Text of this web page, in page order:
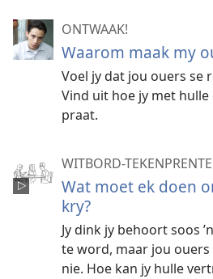
ONTWAAK!
Waarom maak my
Voel jy dat jou ouers se
Vind uit hoe jy met
praat.
WITBORD-TEKENPRENTE
Wat moet ek doen
kry?
Jy dink jy behoort soos
te word, maar jou
nie. Hoe kan jy hulle